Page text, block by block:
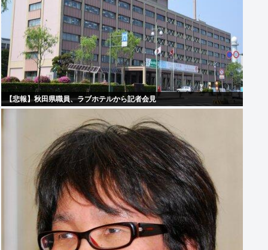
【悲報】秋田県職員、ラブホテルから記者会見